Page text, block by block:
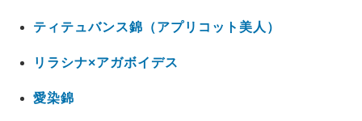
ティテュバンス錦（アプリコット美人）
リラシナ×アガボイデス
愛染錦